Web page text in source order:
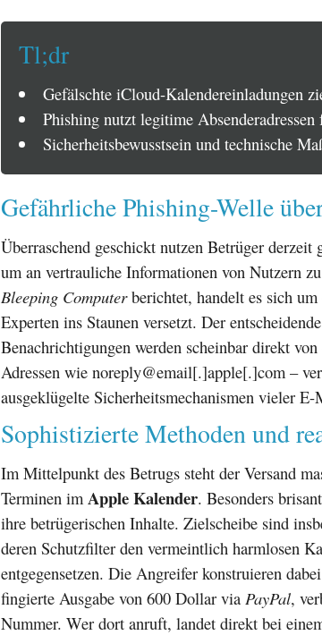
Tl;dr
Gefälschte iCloud-Kalendereinladungen
Phishing nutzt legitime
Sicherheitsbewusstsein und technische
Gefährliche Phishing-Welle
Überraschend geschickt nutzen Betrüger derzeit
um an vertrauliche Informationen von Nutzern
Bleeping Computerberichtet, handelt es sich um
Experten ins Staunen versetzt. Der
Benachrichtigungen werden scheinbar direkt von
Adressen wie noreply@email[.]apple[.]com –
ausgeklügelte Sicherheitsmechanismen vieler
Sophistizierte Methoden und
Im Mittelpunkt des Betrugs steht der Versand
Terminen im Apple Kalender. Besonders
ihre betrügerischen Inhalte. Zielscheibe sind
deren Schutzfilter den vermeintlich harmlosen
entgegensetzen. Die Angreifer konstruieren
fingierte Ausgabe von 600 Dollar via PayPal,
Nummer. Wer dort anruft, landet direkt bei